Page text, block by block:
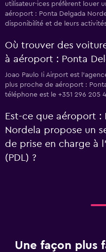
utilisateur·ices préfèrent louer
aéroport : Ponta Delgada
disponibilité et de leurs
Où trouver des
à aéroport : Ponta
Joao Paulo Ii Airport est
plus proche de aéroport :
téléphone est le +351 296 205
Est-ce que aéroport :
Nordela propose un
de prise en charge à
(PDL) ?
Une façon plus